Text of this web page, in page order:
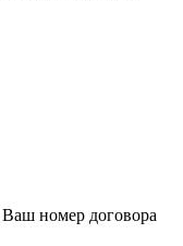
номер договора